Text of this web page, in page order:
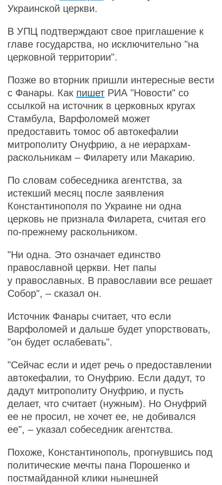
Украинской церкви.
В УПЦ подтверждают свое приглашение к
главе государства, но исключительно "на
церковной территории".
Позже во вторник пришли интересные вести
с Фанары. Как пишет РИА "Новости" со
ссылкой на источник в церковных кругах
Стамбула, Варфоломей может
предоставить томос об автокефалии
митрополиту Онуфрию, а не иерархам-
раскольникам – Филарету или Макарию.
По словам собеседника агентства, за
истекший месяц после заявления
Константинополя по Украине ни одна
церковь не признала Филарета, считая его
по-прежнему раскольником.
"Ни одна. Это означает единство
православной церкви. Нет папы
у православных. В православии все решает
Собор", – сказал он.
Источник Фанары считает, что если
Варфоломей и дальше будет упорствовать,
"он будет ослабевать".
"Сейчас если и идет речь о предоставлении
автокефалии, то Онуфрию. Если дадут, то
дадут митрополиту Онуфрию, и пусть
делает, что считает (нужным). Но Онуфрий
ее не просил, не хочет ее, не добивался
ее", – указал собеседник агентства.
Похоже, Константинополь, прогнувшись под
политические мечты пана Порошенко и
постмайданной клики нынешней